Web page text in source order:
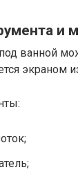
и
ванной